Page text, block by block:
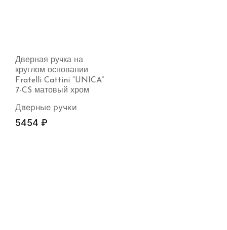
Дверная ручка на
круглом основании
Fratelli Cattini “UNICA”
7-CS матовый хром
Дверные ручки
5454 ₽